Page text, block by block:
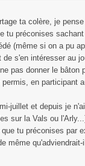
ta colère, je
tu préconises
(même si on a pu
s'en intéresser au
pas donner le bâton
en participant
juillet et depuis je
sur la Vals ou
tu préconises par
même